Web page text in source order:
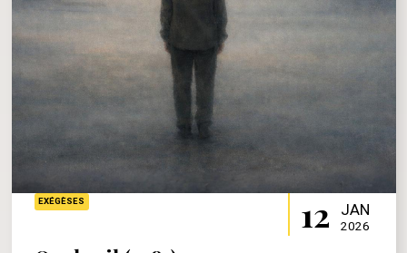
EXÉGÈSES 12 JAN
2026